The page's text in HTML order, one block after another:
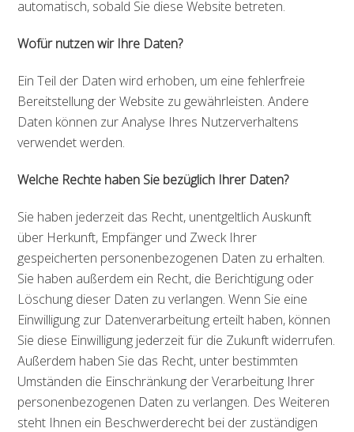
automatisch, sobald Sie diese Website betreten.
Wofür nutzen wir Ihre Daten?
Ein Teil der Daten wird erhoben, um eine fehlerfreie
Bereitstellung der Website zu gewährleisten. Andere
Daten können zur Analyse Ihres Nutzerverhaltens
verwendet werden.
Welche Rechte haben Sie bezüglich Ihrer Daten?
Sie haben jederzeit das Recht, unentgeltlich Auskunft
über Herkunft, Empfänger und Zweck Ihrer
gespeicherten personenbezogenen Daten zu erhalten.
Sie haben außerdem ein Recht, die Berichtigung oder
Löschung dieser Daten zu verlangen. Wenn Sie eine
Einwilligung zur Datenverarbeitung erteilt haben, können
Sie diese Einwilligung jederzeit für die Zukunft widerrufen.
Außerdem haben Sie das Recht, unter bestimmten
Umständen die Einschränkung der Verarbeitung Ihrer
personenbezogenen Daten zu verlangen. Des Weiteren
steht Ihnen ein Beschwerderecht bei der zuständigen